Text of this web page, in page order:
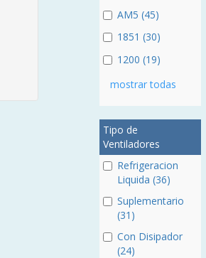
AM5 (45)
1851 (30)
1200 (19)
mostrar todas
Tipo de
Ventiladores
Refrigeracion
Liquida (36)
Suplementario
(31)
Con Disipador
(24)